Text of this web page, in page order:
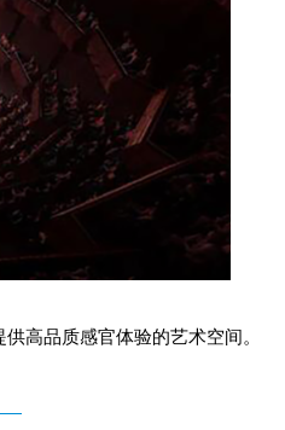
高品质感官体验的艺术空间。